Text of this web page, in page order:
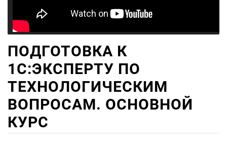
ПОДГОТОВКА К
1С:ЭКСПЕРТУ ПО
ТЕХНОЛОГИЧЕСКИМ
ВОПРОСАМ. ОСНОВНОЙ
КУРС